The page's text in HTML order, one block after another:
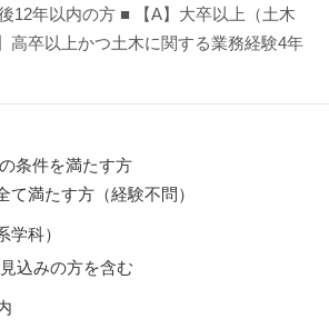
12年以内の方 ■ 【A】大卒以上（土木
高卒以上かつ土木に関する業務経験4年
条件を満たす方
て満たす方（経験不問）
学科）
込みの方を含む